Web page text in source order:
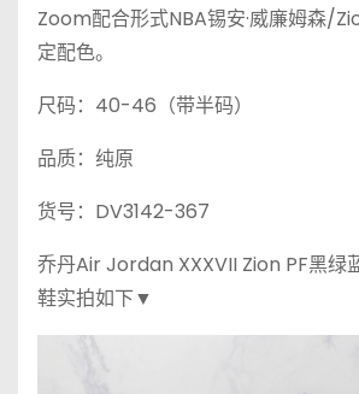
Zoom配合形式NBA锡安·威廉姆森/
定配色。
尺码：40-46（带半码）
品质：纯原
货号：DV3142-367
乔丹Air Jordan XXXVII Zion PF黑绿
鞋实拍如下▼